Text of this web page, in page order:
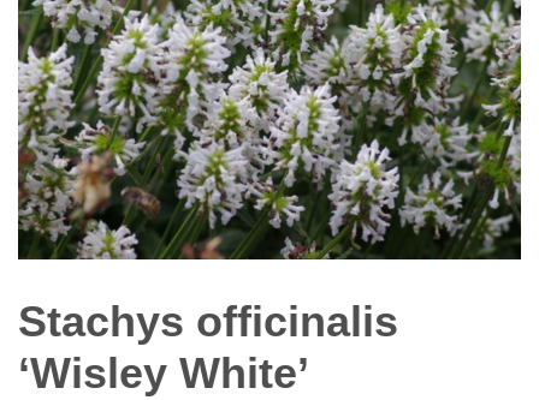
Stachys officinalis
‘Wisley White’